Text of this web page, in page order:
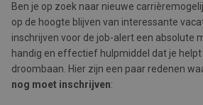
Ben je op zoek naar nieuwe
op de hoogte blijven van interessante
inschrijven voor de job-alert een absolute
handig en effectief hulpmiddel dat je helpt
droombaan. Hier zijn een paar redenen
nog moet inschrijven: